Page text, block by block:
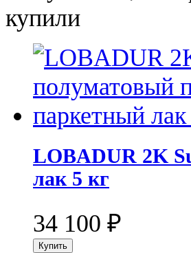
купили
LOBADUR 2K
лак 5 кг
34 100 ₽